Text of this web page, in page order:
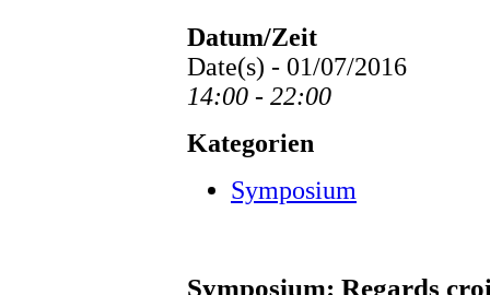
Datum/Zeit
Date(s) - 01/07/2016
14:00 - 22:00
Kategorien
Symposium
Symposium: Regards